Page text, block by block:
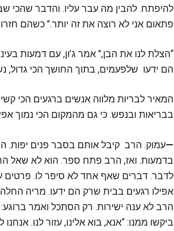
להיפתח. להבין מה עבר עליו. והדבר שהכי
פתאום אני לא רוצה את זה יותר.” כשהם
“הצלת לנו את הבן,” אמר ג’ון, עם דמעות
הם ידעו שלפעמים, בתוך החושך הכי גדול,
המאיר לבריות מלווה אנשים ברגעים הכי
בבריאות ובנפש. כי גם מהמקום הכי נמוך
—עמוק. הרב קיבל אותם בסבר פנים יפות.
בדמעות. ואז, הרב פתח ספר. הוא לא שאל
לדבר. דברים שאף אחד לא סיפר לו. פרטים
אפילו רגעים בבית שרק הם ידעו. מריה
הרב לא ענה ישירות. רק הסתכל ואמר
ביקשו ממנו: “אנא, בוא אלינו, עזור לנו.